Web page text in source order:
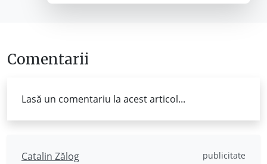
Comentarii
Lasă un comentariu la acest articol...
Catalin Zălog publicitate